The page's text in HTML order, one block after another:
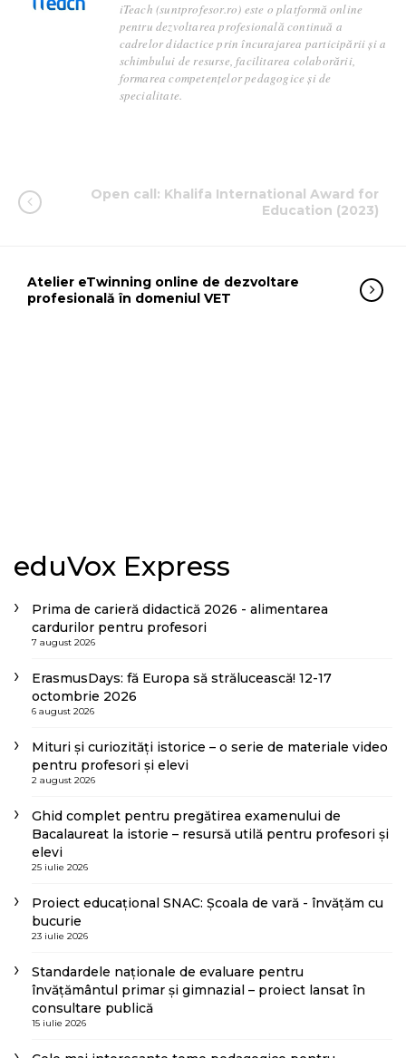
iTeach (suntprofesor.ro) este o platformă online
pentru dezvoltarea profesională continuă a
cadrelor didactice prin încurajarea participării și a
schimbului de resurse, facilitarea colaborării,
formarea competențelor pedagogice și de
specialitate.
Open call: Khalifa International Award for
Education (2023)
Atelier eTwinning online de dezvoltare
profesională în domeniul VET
eduVox Express
Prima de carieră didactică 2026 - alimentarea
cardurilor pentru profesori
7 august 2026
ErasmusDays: fă Europa să strălucească! 12-17
octombrie 2026
6 august 2026
Mituri și curiozități istorice – o serie de materiale video
pentru profesori și elevi
2 august 2026
Ghid complet pentru pregătirea examenului de
Bacalaureat la istorie – resursă utilă pentru profesori și
elevi
25 iulie 2026
Proiect educațional SNAC: Școala de vară - învățăm cu
bucurie
23 iulie 2026
Standardele naționale de evaluare pentru
învățământul primar și gimnazial – proiect lansat în
consultare publică
15 iulie 2026